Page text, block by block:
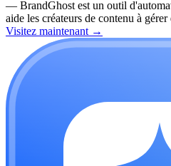
— BrandGhost est un outil
aide les créateurs de contenu à
Visitez maintenant →